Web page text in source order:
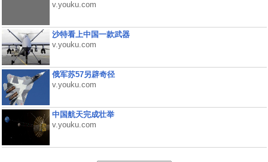
v.youku.com
沙特看上中国一款武器
v.youku.com
俄军苏57另辟奇径
v.youku.com
中国航天完成壮举
v.youku.com